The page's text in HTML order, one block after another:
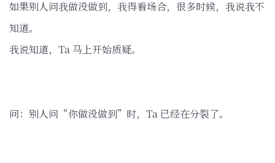
如果别人问我做没做到，我得看场合，很多时候，我说我不
知道。
我说知道，Ta 马上开始质疑。
问：别人问“你做没做到”时，Ta 已经在分裂了。